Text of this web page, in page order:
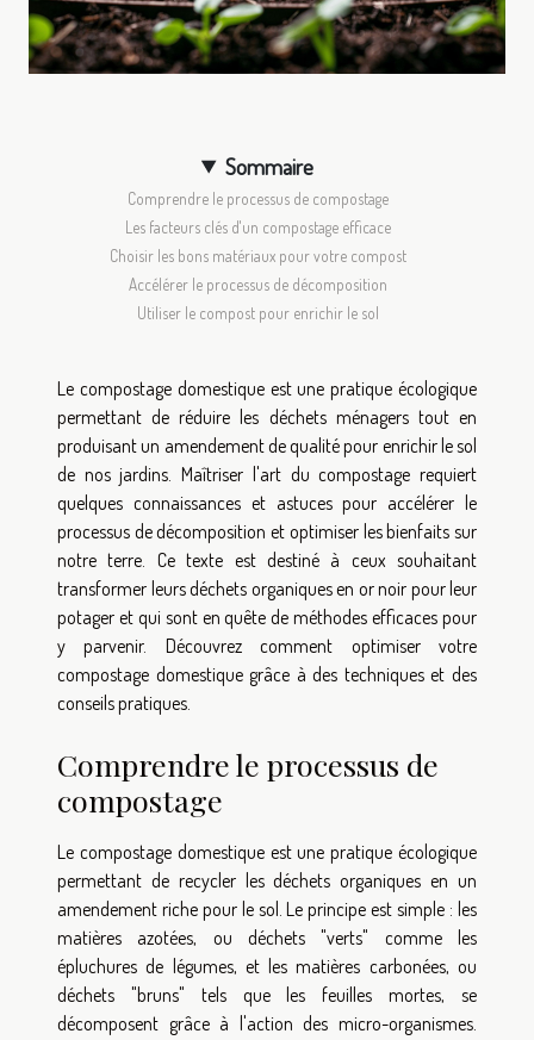
Sommaire
Comprendre le processus de compostage
Les facteurs clés d'un compostage efficace
Choisir les bons matériaux pour votre compost
Accélérer le processus de décomposition
Utiliser le compost pour enrichir le sol
Le compostage domestique est une pratique écologique
permettant de réduire les déchets ménagers tout en
produisant un amendement de qualité pour enrichir le sol
de nos jardins. Maîtriser l'art du compostage requiert
quelques connaissances et astuces pour accélérer le
processus de décomposition et optimiser les bienfaits sur
notre terre. Ce texte est destiné à ceux souhaitant
transformer leurs déchets organiques en or noir pour leur
potager et qui sont en quête de méthodes efficaces pour
y parvenir. Découvrez comment optimiser votre
compostage domestique grâce à des techniques et des
conseils pratiques.
Comprendre le processus de
compostage
Le compostage domestique est une pratique écologique
permettant de recycler les déchets organiques en un
amendement riche pour le sol. Le principe est simple : les
matières azotées, ou déchets "verts" comme les
épluchures de légumes, et les matières carbonées, ou
déchets "bruns" tels que les feuilles mortes, se
décomposent grâce à l'action des micro-organismes.